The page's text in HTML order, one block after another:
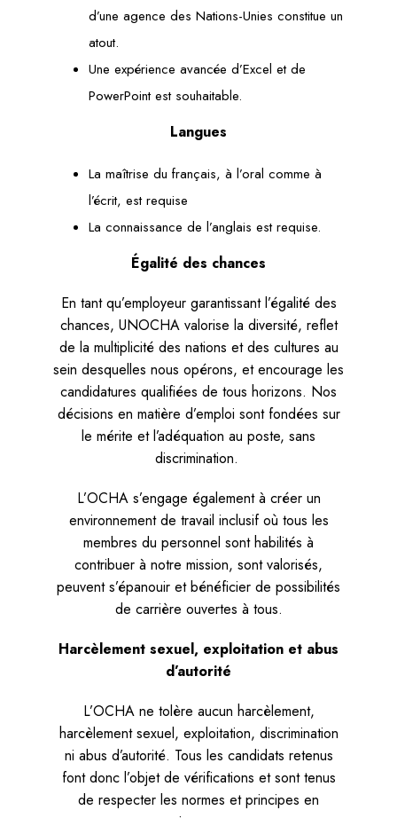
d’une agence des Nations-Unies constitue un
atout.
Une expérience avancée d’Excel et de
PowerPoint est souhaitable.
Langues
La maîtrise du français, à l’oral comme à
l’écrit, est requise
La connaissance de l’anglais est requise.
Égalité des chances
En tant qu’employeur garantissant l’égalité des
chances, UNOCHA valorise la diversité, reflet
de la multiplicité des nations et des cultures au
sein desquelles nous opérons, et encourage les
candidatures qualifiées de tous horizons. Nos
décisions en matière d’emploi sont fondées sur
le mérite et l’adéquation au poste, sans
discrimination.
L’OCHA s’engage également à créer un
environnement de travail inclusif où tous les
membres du personnel sont habilités à
contribuer à notre mission, sont valorisés,
peuvent s’épanouir et bénéficier de possibilités
de carrière ouvertes à tous.
Harcèlement sexuel, exploitation et abus
d’autorité
L’OCHA ne tolère aucun harcèlement,
harcèlement sexuel, exploitation, discrimination
ni abus d’autorité. Tous les candidats retenus
font donc l’objet de vérifications et sont tenus
de respecter les normes et principes en